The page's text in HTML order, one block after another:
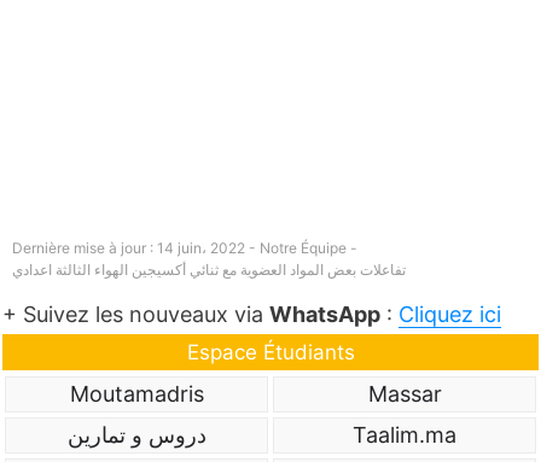
Dernière mise à jour : 14 juin، 2022 - Notre Équipe -
تفاعلات بعض المواد العضوية مع ثنائي أكسيجين الهواء الثالثة اعدادي
+ Suivez les nouveaux via WhatsApp : Cliquez ici
Espace Étudiants
Massar
Moutamadris
Taalim.ma
دروس و تمارين